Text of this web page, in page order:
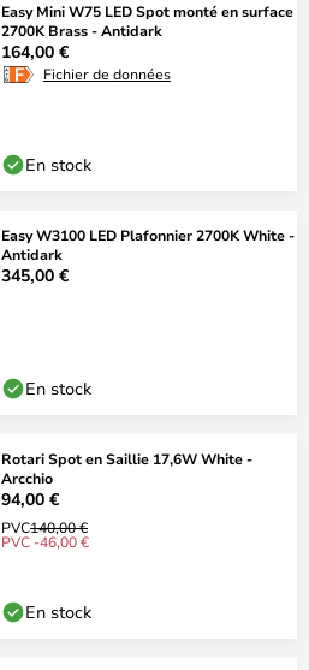
Easy Mini W75 LED Spot monté en surface
2700K Brass - Antidark
164,00 €
Fichier de données
En stock
Easy W3100 LED Plafonnier 2700K White -
Antidark
345,00 €
En stock
Rotari Spot en Saillie 17,6W White -
Arcchio
94,00 €
PVC140,00 €
PVC -46,00 €
En stock